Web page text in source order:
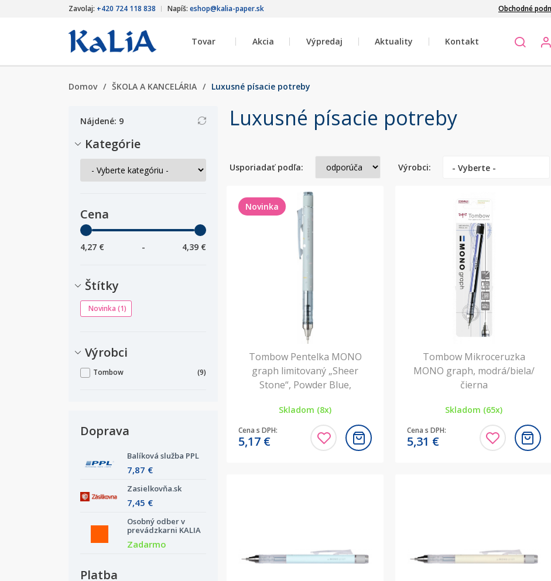
Zavolaj: +420 724 118 838 Napíš: eshop@kalia-paper.sk Obchodné
Tovar Akcia Výpredaj Aktuality Kontakt
Domov / ŠKOLA A KANCELÁRIA / Luxusné písacie potreby
Luxusné písacie potreby
Usporiadať podľa: Výrobci: - Vyberte -
Novinka
Tombow Pentelka MONO
graph limitovaný „Sheer
Stone“, Powder Blue,
Skladom (8x)
Cena s DPH:
5,17 €
Tombow Mikroceruzka
MONO graph, modrá/biela/
čierna
Skladom (65x)
Cena s DPH:
5,31 €
Nájdené: 9
Kategórie
Cena
4,27 € - 4,39 €
Štítky
Novinka (1)
Výrobci
Tombow (9)
Doprava
Balíková služba PPL
7,87 €
Zasielkovňa.sk
7,45 €
Osobný odber v
prevádzkarni KALIA
Zadarmo
Platba